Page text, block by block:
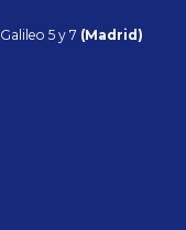
Galileo 5 y 7 (Madrid)